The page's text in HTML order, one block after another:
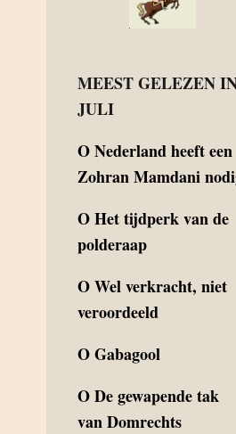
MEEST GELEZEN
JULI
ONederland heeft een
Zohran Mamdani
OHet tijdperk van de
polderaap
OWel verkracht, niet
veroordeeld
OGabagool
ODe gewapende tak
van Domrechts